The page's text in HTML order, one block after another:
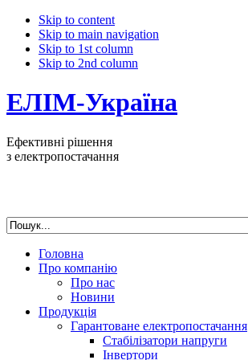
Skip to content
Skip to main navigation
Skip to 1st column
Skip to 2nd column
ЕЛІМ-Україна
Ефективні рішення
з електропостачання
Головна
Про компанію
Про нас
Новини
Продукція
Гарантоване електропостачання
Стабілізатори напруги
Інвертори